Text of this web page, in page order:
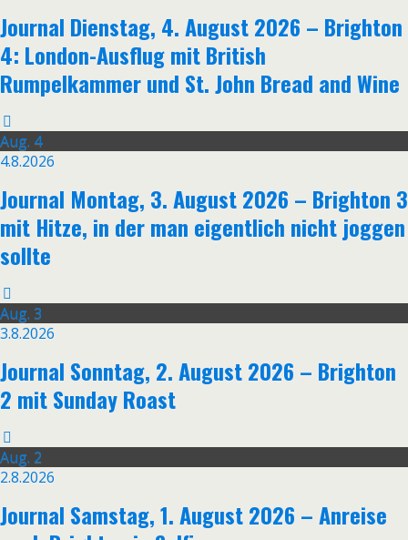
Journal Dienstag, 4. August 2026 – Brighton
4: London-Ausflug mit British
Rumpelkammer und St. John Bread and Wine
Aug. 4
4.8.2026
Journal Montag, 3. August 2026 – Brighton 3
mit Hitze, in der man eigentlich nicht joggen
sollte
Aug. 3
3.8.2026
Journal Sonntag, 2. August 2026 – Brighton
2 mit Sunday Roast
Aug. 2
2.8.2026
Journal Samstag, 1. August 2026 – Anreise